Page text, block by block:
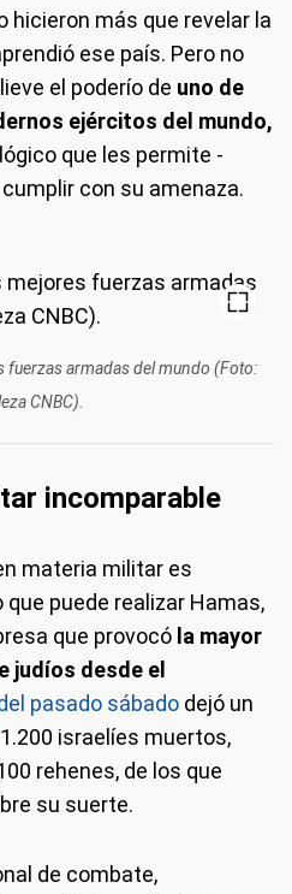
hicieron más que revelar la
ese país. Pero no
el poderío de uno de
ejércitos del mundo,
que les permite -
con su amenaza.
fuerzas armadas del mundo (Foto:
CNBC).
incomparable
materia militar es
puede realizar Hamas,
que provocó la mayor
judíos desde el
pasado sábado dejó un
israelíes muertos,
rehenes, de los que
su suerte.
de combate,